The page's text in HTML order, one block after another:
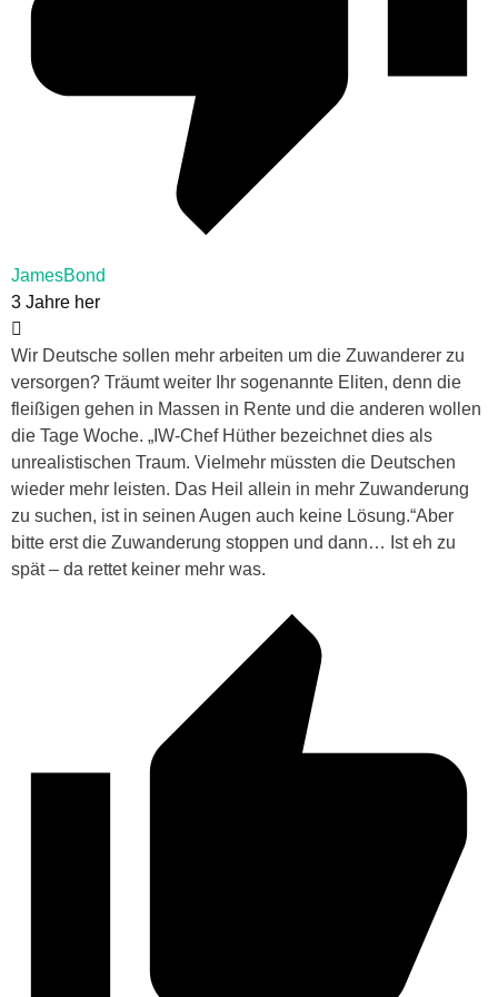
JamesBond
3 Jahre her
Wir Deutsche sollen mehr arbeiten um die Zuwanderer zu
versorgen? Träumt weiter Ihr sogenannte Eliten, denn die
fleißigen gehen in Massen in Rente und die anderen wollen
die Tage Woche. „IW-Chef Hüther bezeichnet dies als
unrealistischen Traum. Vielmehr müssten die Deutschen
wieder mehr leisten. Das Heil allein in mehr Zuwanderung
zu suchen, ist in seinen Augen auch keine Lösung.“Aber
bitte erst die Zuwanderung stoppen und dann… Ist eh zu
spät – da rettet keiner mehr was.